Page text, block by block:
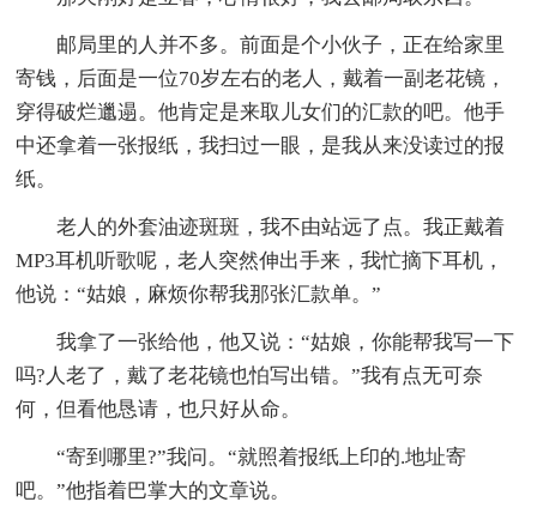
邮局里的人并不多。前面是个小伙子，正在给家里
寄钱，后面是一位70岁左右的老人，戴着一副老花镜，
穿得破烂邋遢。他肯定是来取儿女们的汇款的吧。他手
中还拿着一张报纸，我扫过一眼，是我从来没读过的报
纸。
老人的外套油迹斑斑，我不由站远了点。我正戴着
MP3耳机听歌呢，老人突然伸出手来，我忙摘下耳机，
他说：“姑娘，麻烦你帮我那张汇款单。”
我拿了一张给他，他又说：“姑娘，你能帮我写一下
吗?人老了，戴了老花镜也怕写出错。”我有点无可奈
何，但看他恳请，也只好从命。
“寄到哪里?”我问。“就照着报纸上印的.地址寄
吧。”他指着巴掌大的文章说。